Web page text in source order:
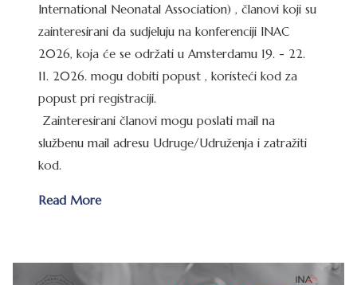
International Neonatal Association) , članovi koji su
zainteresirani da sudjeluju na konferenciji INAC
2026, koja će se održati u Amsterdamu 19. - 22.
11. 2026. mogu dobiti popust , koristeći kod za
popust pri registraciji.
Zainteresirani članovi mogu poslati mail na
službenu mail adresu Udruge/Udruženja i zatražiti
kod.
Read More